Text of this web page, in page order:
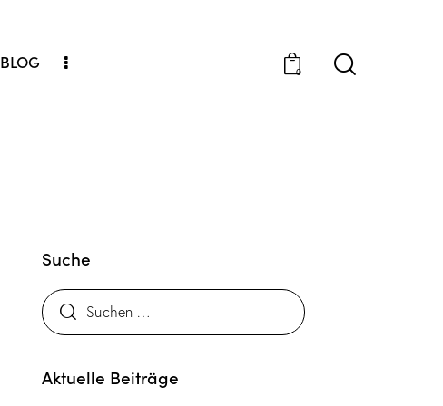
BLOG
0
Suche
Aktuelle Beiträge